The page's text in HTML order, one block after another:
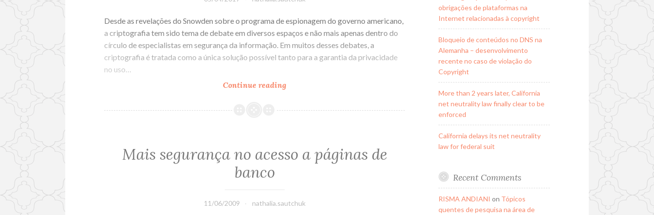
Desde as revelações do Snowden sobre o programa de espionagem do governo americano,
a criptografia tem sido tema de debate em diversos espaços e não mais apenas dentro do
círculo de especialistas em segurança da informação. Em muitos desses debates, a
criptografia é tratada como a única solução possível tanto para a garantia da privacidade
no uso…
Continue reading
Criptografia
Mais segurança no acesso a páginas de
banco
11/06/2009 nathalia.sautchuk
obrigações de plataformas na
Internet relacionadas à copyright
Bloqueio de conteúdos no DNS na
Alemanha – desenvolvimento
recente no caso de violação do
Copyright
More than 2 years later, California
net neutrality law finally clear to be
enforced
California delays its net neutrality
law for federal suit
Recent Comments
RISMA ANDIANI on Tópicos
quentes de pesquisa na área de